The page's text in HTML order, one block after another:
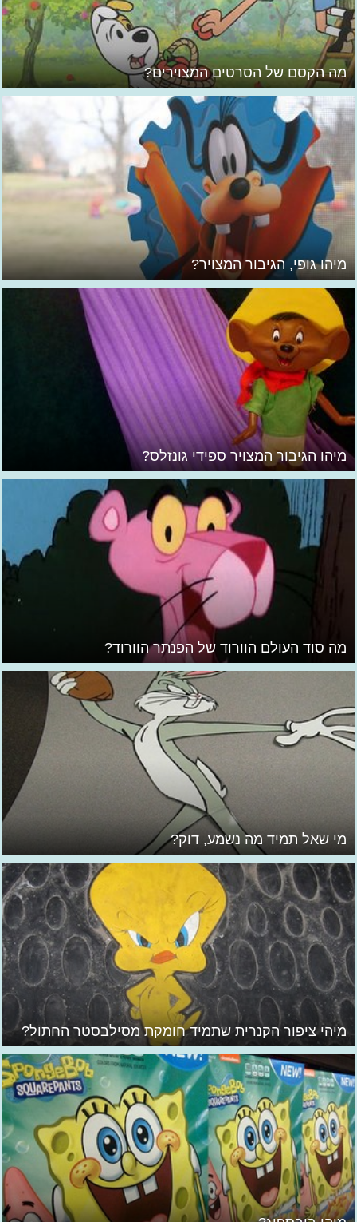
מה הקסם של הסרטים המצוירים?
מיהו גופי, הגיבור המצויר?
מיהו הגיבור המצויר ספידי גונזלס?
מה סוד העולם הוורוד של הפנתר הוורוד?
מי שאל תמיד מה נשמע, דוק?
מיהי ציפור הקנרית שתמיד חומקת מסילבסטר החתול?